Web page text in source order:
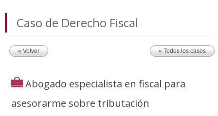
Caso de Derecho Fiscal
« Volver « Todos los casos
Abogado especialista en fiscal para
asesorarme sobre tributación